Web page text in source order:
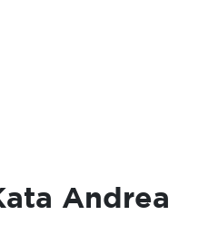
Andrea